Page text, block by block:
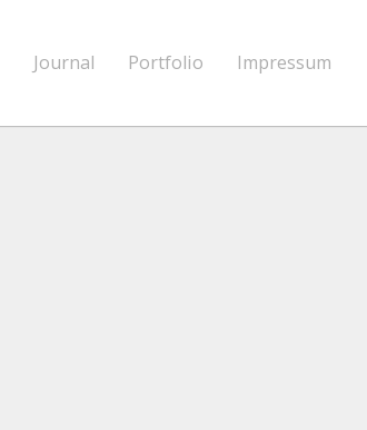
Journal Portfolio Impressum